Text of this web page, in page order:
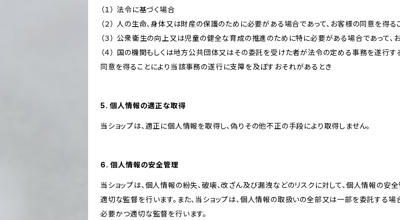
（１） 法令に基づく場合
（２） 人の生命、身体又は財産の保護のために必要がある場合であって、お客様の同意を得
（３） 公衆衛生の向上又は児童の健全な育成の推進のために特に必要がある場合であって、
（４） 国の機関もしくは地方公共団体又はその委託を受けた者が法令の定める事務を遂行
同意を得ることにより当該事務の遂行に支障を及ぼすおそれがあるとき
5. 個人情報の適正な取得
当ショップは、適正に個人情報を取得し、偽りその他不正の手段により取得しません。
6. 個人情報の安全管理
当ショップは、個人情報の紛失、破壊、改ざん及び漏洩などのリスクに対して、個人情報の安
適切な監督を行います。また、当ショップは、個人情報の取扱いの全部又は一部を委託する
必要かつ適切な監督を行います。